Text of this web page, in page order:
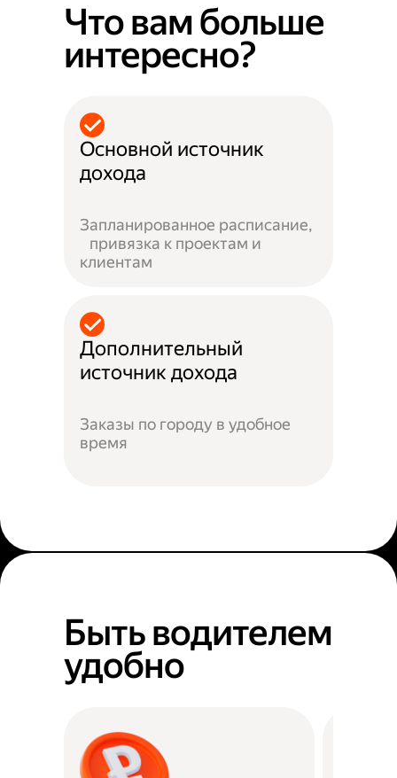
Что вам больше
интересно?
Основной источник
дохода
Запланированное расписание,
привязка к проектам и
клиентам
Дополнительный
источник дохода
Заказы по городу в удобное
время
Быть водителем
удобно